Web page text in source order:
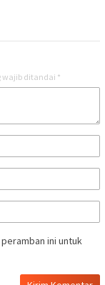
wajib ditandai *
ini untuk